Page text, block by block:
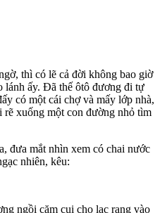
thì có lẽ cả đời không bao giờ
lánh ấy. Đã thế ôtô đương đi tự
có một cái chợ và mấy lớp nhà,
xuống một con đường nhỏ tìm
đưa mắt nhìn xem có chai nước
nhiên, kêu:
ngồi cặm cụi cho lạc rang vào